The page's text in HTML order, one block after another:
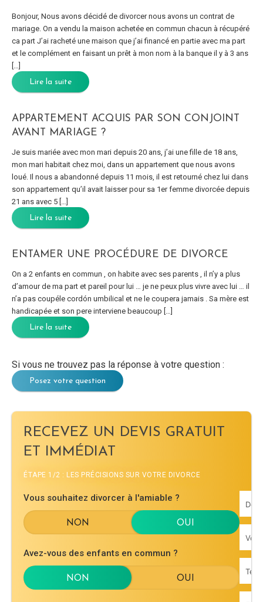
Bonjour, Nous avons décidé de divorcer nous avons un contrat de
mariage. On a vendu la maison achetée en commun chacun à récupéré
ca part J’ai racheté une maison que j’ai financé en partie avec ma part
et le complément en faisant un prêt à mon nom à la banque il y à 3 ans
Lire la suite
APPARTEMENT ACQUIS PAR SON CONJOINT
AVANT MARIAGE ?
Je suis mariée avec mon mari depuis 20 ans, j’ai une fille de 18 ans,
mon mari habitait chez moi, dans un appartement que nous avons
loué. Il nous a abandonné depuis 11 mois, il est retourné chez lui dans
son appartement qu’il avait laisser pour sa 1er femme divorcée depuis
21 ans avec 5 […]
Lire la suite
ENTAMER UNE PROCÉDURE DE DIVORCE
On a 2 enfants en commun , on habite avec ses parents , il n’y a plus
d’amour de ma part et pareil pour lui … je ne peux plus vivre avec lui … il
n’a pas coupéle cordón umbilical et ne le coupera jamais . Sa mère est
handicapée et son pere interviene beaucoup […]
Lire la suite
Si vous ne trouvez pas la réponse à votre question :
Posez votre question
RECEVEZ UN DEVIS GRATUIT
ET IMMÉDIAT
ÉTAPE 1/2 : LES PRÉCISIONS SUR VOTRE DIVORCE
Vous souhaitez divorcer à l'amiable ?
Avez-vous des enfants en commun ?